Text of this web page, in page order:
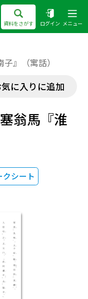
資料をさがす ログイン メニュー
』（寓話）
に入りに追加
翁馬『淮
シート